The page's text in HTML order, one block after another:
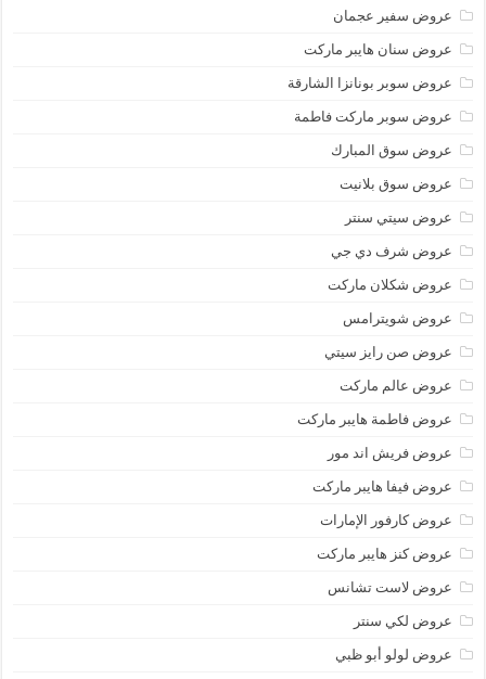
عروض سفير عجمان
عروض سنان هايبر ماركت
عروض سوبر بونانزا الشارقة
عروض سوبر ماركت فاطمة
عروض سوق المبارك
عروض سوق بلانيت
عروض سيتي سنتر
عروض شرف دي جي
عروض شكلان ماركت
عروض شويترامس
عروض صن رايز سيتي
عروض عالم ماركت
عروض فاطمة هايبر ماركت
عروض فريش اند مور
عروض فيفا هايبر ماركت
عروض كارفور الإمارات
عروض كنز هايبر ماركت
عروض لاست تشانس
عروض لكي سنتر
عروض لولو أبو ظبي